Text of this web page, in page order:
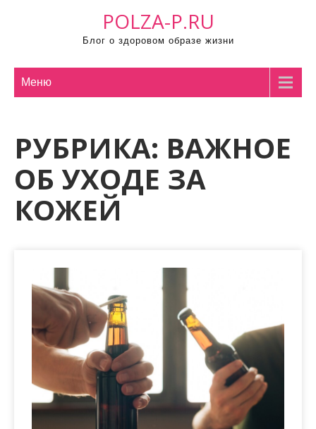
POLZA-P.RU
Блог о здоровом образе жизни
Меню
РУБРИКА: ВАЖНОЕ
ОБ УХОДЕ ЗА
КОЖЕЙ